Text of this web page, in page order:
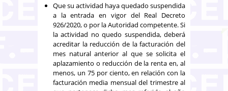
Que su actividad haya quedado suspendida
a la entrada en vigor del Real Decreto
926/2020, o por la Autoridad competente. Si
la actividad no quedo suspendida, deberá
acreditar la reducción de la facturación del
mes natural anterior al que se solicita el
aplazamiento o reducción de la renta en, al
menos, un 75 por ciento, en relación con la
facturación media mensual del trimestre al